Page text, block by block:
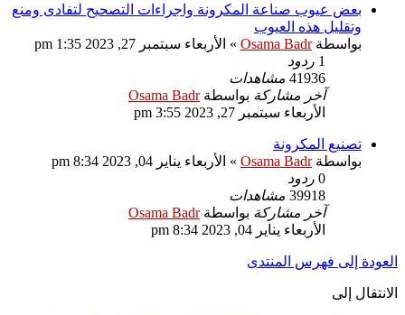
بعض عيوب صناعة المكرونة واجراءات التصحيح لتفادى ومنع
وتقليل هذه العيوب
بواسطةOsama Badr
» الأربعاء سبتمبر 27, 2023 1:35 pm
1 ردود
41936 مشاهدات
آخر مشاركة بواسطةOsama Badr
الأربعاء سبتمبر 27, 2023 3:55 pm
تصنيع المكرونة
بواسطةOsama Badr
» الأربعاء يناير 04, 2023 8:34 pm
0 ردود
39918 مشاهدات
آخر مشاركة بواسطةOsama Badr
الأربعاء يناير 04, 2023 8:34 pm
العودة إلى فهرس المنتدى
الانتقال إلى